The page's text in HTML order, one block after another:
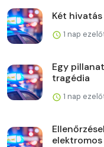
Két
1 nap
Egy
tragédia
1 nap
elektromos